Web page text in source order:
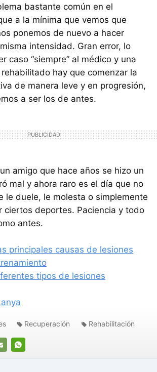
bastante común en el
a la mínima que vemos que
ponemos de nuevo a hacer
intensidad. Gran error, lo
caso “siempre” al médico y una
hay que comenzar la
de manera leve y en progresión,
a ser los de antes.
amigo que hace años se hizo un
mal y ahora raro es el día que no
le duele, le molesta o simplemente
ciertos deportes. Paciencia y todo
antes.
principales causas de lesiones
tipos de lesiones
WHATSAPP
Recuperación Rehabilitación